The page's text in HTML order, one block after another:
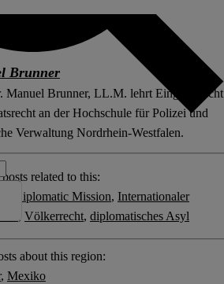
Brunner
Manuel Brunner, LL.M. lehrt Eingriffsrecht
an der Hochschule für Polizei und
Verwaltung Nordrhein-Westfalen.
related to this:
Diplomatic Mission, Internationaler
Völkerrecht, diplomatisches Asyl
about this region:
, Mexiko